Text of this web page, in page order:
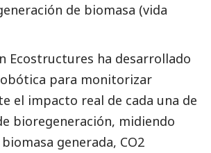
de biomasa (vida
Ecostructures ha desarrollado
para monitorizar
el impacto real de cada una de
bioregeneración, midiendo
generada, CO2